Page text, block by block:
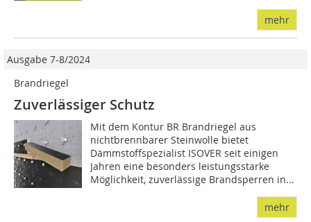
mehr
Ausgabe 7-8/2024
Brandriegel
Zuverlässiger Schutz
Mit dem Kontur BR Brandriegel aus
nichtbrennbarer Steinwolle bietet
Dämmstoffspezialist ISOVER seit einigen
Jahren eine besonders leistungsstarke
Möglichkeit, zuverlässige Brandsperren in...
mehr